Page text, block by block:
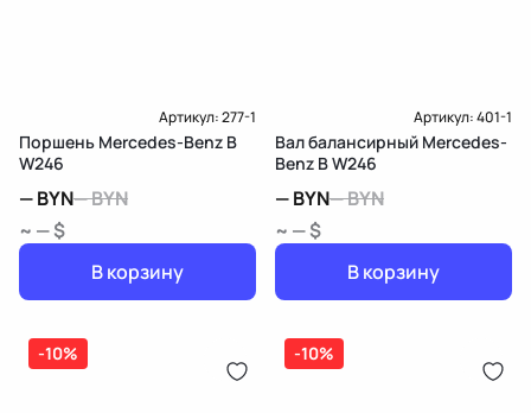
Артикул:277-1
Поршень Mercedes-Benz B
W246
—BYN—BYN
~ — $
В корзину
Артикул:401-1
Вал балансирный Mercedes-
Benz B W246
—BYN—BYN
~ — $
В корзину
-10% -10%